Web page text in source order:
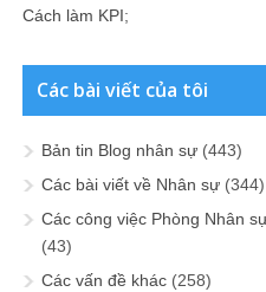
Cách làm KPI;
Các bài viết của tôi
Bản tin Blog nhân sự (443)
Các bài viết về Nhân sự (344)
Các công việc Phòng Nhân
(43)
Các vấn đề khác (258)